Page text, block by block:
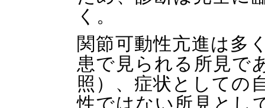
く。
関節可動性亢進は多
患で見られる所見で
照）、症状としての
性ではない所見とし